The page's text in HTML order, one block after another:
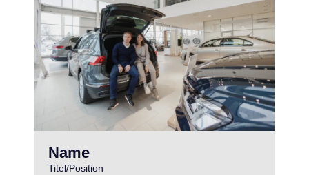
Name
Titel/Position